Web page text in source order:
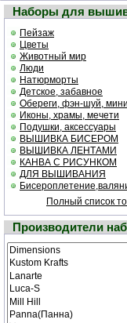
Наборы для
Пейзаж
Цветы
Животный мир
Люди
Натюрморты
Детское, забавное
Обереги, фэн-шуй,
Иконы, храмы, мечети
Подушки, аксессуары
ВЫШИВКА БИСЕРОМ
ВЫШИВКА ЛЕНТАМИ
КАНВА С РИСУНКОМ
ДЛЯ ВЫШИВАНИЯ
Полный список
Производители